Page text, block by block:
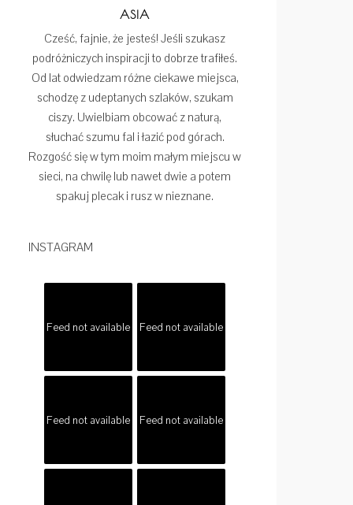
ASIA
Cześć, fajnie, że jesteś! Jeśli szukasz
podróżniczych inspiracji to dobrze trafiłeś.
Od lat odwiedzam różne ciekawe miejsca,
schodzę z udeptanych szlaków, szukam
ciszy. Uwielbiam obcować z naturą,
słuchać szumu fal i łazić pod górach.
Rozgość się w tym moim małym miejscu w
sieci, na chwilę lub nawet dwie a potem
spakuj plecak i rusz w nieznane.
INSTAGRAM
Feed not available Feed not available
Feed not available Feed not available